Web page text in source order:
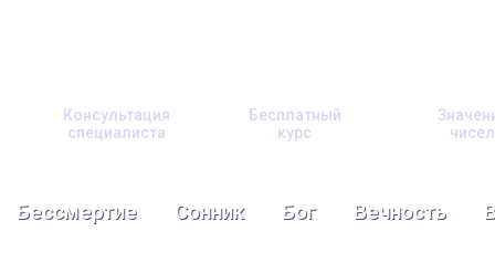
Консультация
специалиста
Бесплатный
курс
чисел
Бессмертие Сонник Бог Вечность